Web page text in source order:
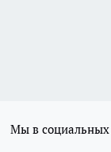
Мы в социальных